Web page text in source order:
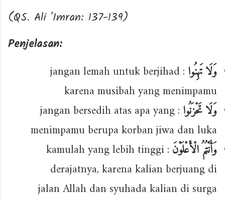
(QS. Ali 'Imran: 137-139)
Penjelasan:
وَلَا تَهِنُوا : jangan lemah untuk berjihad
karena musibah yang menimpamu
وَلَا تَحْزَنُوا : jangan bersedih atas apa yang
menimpamu berupa korban jiwa dan luka
وَأَنْتُمُ الْأَعْلَوْنَ : kamulah yang lebih tinggi
derajatnya, karena kalian berjuang di
jalan Allah dan syuhada kalian di surga